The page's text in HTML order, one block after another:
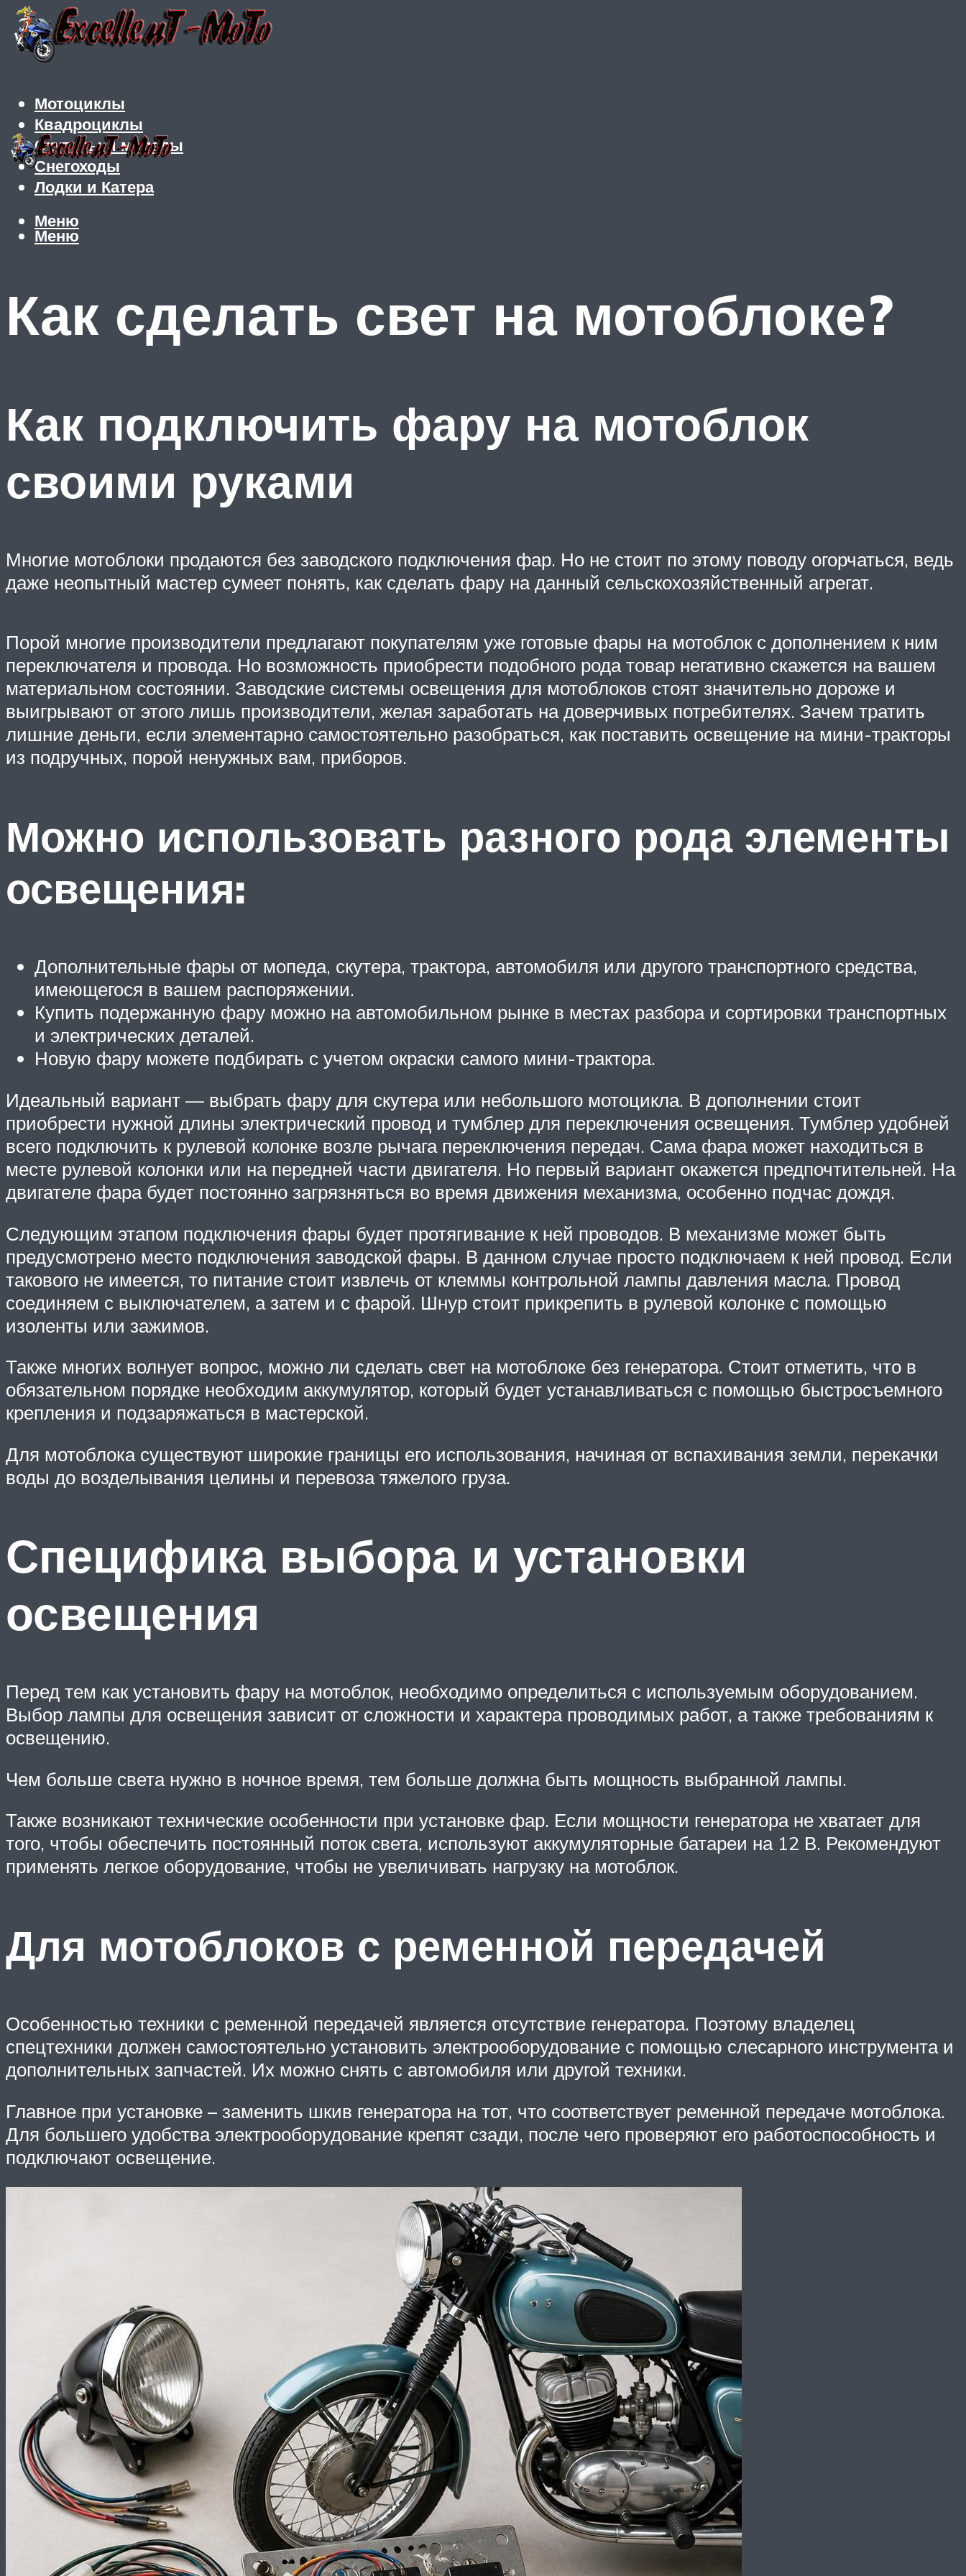
Мотоциклы
Квадроциклы
Скутеры и мопеды
Снегоходы
Лодки и Катера
Меню
Меню
Как сделать свет на мотоблоке?
Как подключить фару на мотоблок
своими руками
Многие мотоблоки продаются без заводского подключения фар. Но не стоит по этому поводу огорчаться, ведь
даже неопытный мастер сумеет понять, как сделать фару на данный сельскохозяйственный агрегат.
Порой многие производители предлагают покупателям уже готовые фары на мотоблок с дополнением к ним
переключателя и провода. Но возможность приобрести подобного рода товар негативно скажется на вашем
материальном состоянии. Заводские системы освещения для мотоблоков стоят значительно дороже и
выигрывают от этого лишь производители, желая заработать на доверчивых потребителях. Зачем тратить
лишние деньги, если элементарно самостоятельно разобраться, как поставить освещение на мини-тракторы
из подручных, порой ненужных вам, приборов.
Можно использовать разного рода элементы
освещения:
Дополнительные фары от мопеда, скутера, трактора, автомобиля или другого транспортного средства,
имеющегося в вашем распоряжении.
Купить подержанную фару можно на автомобильном рынке в местах разбора и сортировки транспортных
и электрических деталей.
Новую фару можете подбирать с учетом окраски самого мини-трактора.
Идеальный вариант — выбрать фару для скутера или небольшого мотоцикла. В дополнении стоит
приобрести нужной длины электрический провод и тумблер для переключения освещения. Тумблер удобней
всего подключить к рулевой колонке возле рычага переключения передач. Сама фара может находиться в
месте рулевой колонки или на передней части двигателя. Но первый вариант окажется предпочтительней. На
двигателе фара будет постоянно загрязняться во время движения механизма, особенно подчас дождя.
Следующим этапом подключения фары будет протягивание к ней проводов. В механизме может быть
предусмотрено место подключения заводской фары. В данном случае просто подключаем к ней провод. Если
такового не имеется, то питание стоит извлечь от клеммы контрольной лампы давления масла. Провод
соединяем с выключателем, а затем и с фарой. Шнур стоит прикрепить в рулевой колонке с помощью
изоленты или зажимов.
Также многих волнует вопрос, можно ли сделать свет на мотоблоке без генератора. Стоит отметить, что в
обязательном порядке необходим аккумулятор, который будет устанавливаться с помощью быстросъемного
крепления и подзаряжаться в мастерской.
Для мотоблока существуют широкие границы его использования, начиная от вспахивания земли, перекачки
воды до возделывания целины и перевоза тяжелого груза.
Специфика выбора и установки
освещения
Перед тем как установить фару на мотоблок, необходимо определиться с используемым оборудованием.
Выбор лампы для освещения зависит от сложности и характера проводимых работ, а также требованиям к
освещению.
Чем больше света нужно в ночное время, тем больше должна быть мощность выбранной лампы.
Также возникают технические особенности при установке фар. Если мощности генератора не хватает для
того, чтобы обеспечить постоянный поток света, используют аккумуляторные батареи на 12 В. Рекомендуют
применять легкое оборудование, чтобы не увеличивать нагрузку на мотоблок.
Для мотоблоков с ременной передачей
Особенностью техники с ременной передачей является отсутствие генератора. Поэтому владелец
спецтехники должен самостоятельно установить электрооборудование с помощью слесарного инструмента и
дополнительных запчастей. Их можно снять с автомобиля или другой техники.
Главное при установке – заменить шкив генератора на тот, что соответствует ременной передаче мотоблока.
Для большего удобства электрооборудование крепят сзади, после чего проверяют его работоспособность и
подключают освещение.